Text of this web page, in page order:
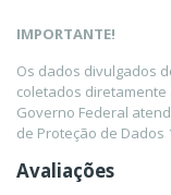
IMPORTANTE!
Os dados divulgados
coletados diretamente
Governo Federal
de Proteção de Dados
Avaliações